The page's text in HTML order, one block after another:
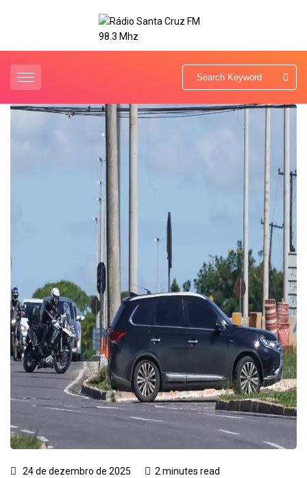
24 de dezembro de 2025 2 minutes read